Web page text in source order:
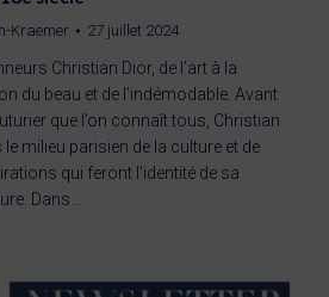
Kraemer 27 juillet 2024
Christian Dior, de l’art à la
du beau et de l’indémodable. Avant
que l’on connaît tous, Christian
milieu parisien de la culture et de
qui feront l’identité de sa
Dans…